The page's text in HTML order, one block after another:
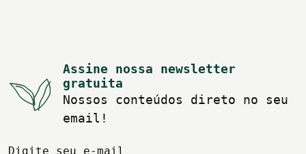
Assine nossa newsletter
gratuita
Nossos conteúdos direto no seu
email!
Digite seu e-mail